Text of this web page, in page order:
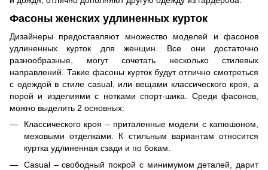
Фасоны женских удлиненных курток
Дизайнеры предоставляют множество моделей и фасонов
удлиненных курток для женщин. Все они достаточно
разнообразные, могут сочетать несколько стилевых
направлений. Такие фасоны курток будут отлично смотреться
с одеждой в стиле casual, или вещами классического кроя, а
порой и изделиями с нотками спорт-шика. Среди фасонов,
можно выделить 2 основных:
Классического кроя – приталенные модели с капюшоном,
меховыми отделками. К стильным вариантам относится
куртка удлиненная сзади и по бокам.
Casual – свободный покрой с минимумом деталей, дарит